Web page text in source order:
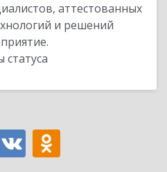
аттестованных
и решений